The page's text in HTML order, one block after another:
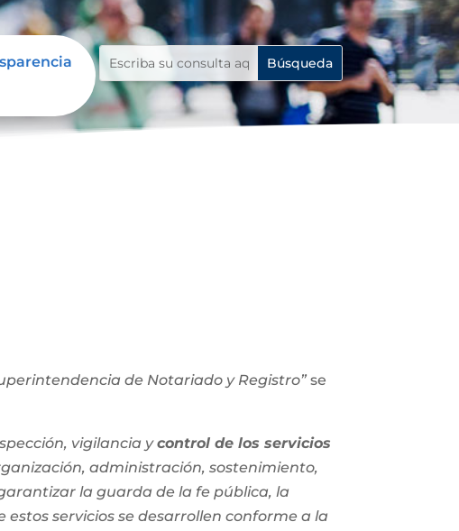
de Notariado y Registro” se
vigilancia ycontrol de los servicios
administración, sostenimiento,
la guarda de la fe pública, la
servicios se desarrollen conforme a la